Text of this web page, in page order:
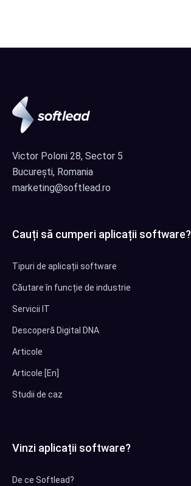
Victor Poloni 28, Sector 5
București, Romania
marketing@softlead.ro
Cauți să cumperi aplicații software?
Tipuri de aplicații software
Căutare în funcție de industrie
Servicii IT
Descoperă Digital DNA
Articole
Articole [En]
Studii de caz
Vinzi aplicații software?
De ce Softlead?